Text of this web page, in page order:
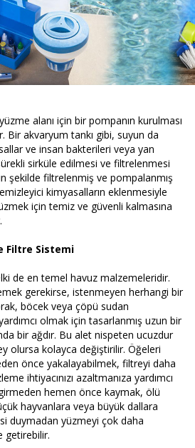
alanı için bir pompanın kurulması
Bir akvaryum tankı gibi, suyun da
ve insan bakterileri veya yan
sirküle edilmesi ve filtrelenmesi
şekilde filtrelenmiş ve pompalanmış
kimyasalların eklenmesiyle
için temiz ve güvenli kalmasına
Filtre Sistemi
de en temel havuz malzemeleridir.
gerekirse, istenmeyen herhangi bir
böcek veya çöpü sudan
olmak için tasarlanmış uzun bir
bir ağdır. Bu alet nispeten ucuzdur
olursa kolayca değiştirilir. Öğeleri
önce yakalayabilmek, filtreyi daha
ihtiyacınızı azaltmanıza yardımcı
hemen önce kaymak, ölü
hayvanlara veya büyük dallara
duymadan yüzmeyi çok daha
getirebilir.